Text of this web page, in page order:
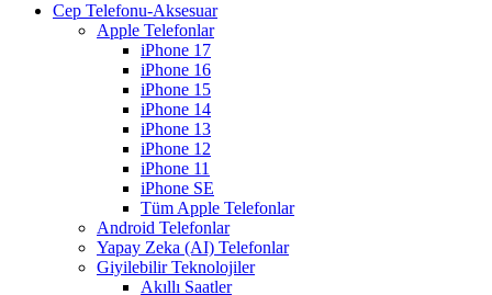
Cep Telefonu-Aksesuar
Apple Telefonlar
iPhone 17
iPhone 16
iPhone 15
iPhone 14
iPhone 13
iPhone 12
iPhone 11
iPhone SE
Tüm Apple Telefonlar
Android Telefonlar
Yapay Zeka (AI) Telefonlar
Giyilebilir Teknolojiler
Akıllı Saatler